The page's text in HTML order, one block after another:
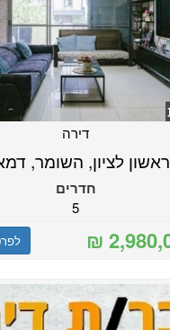
דירה
ראשון לציון, השומר,
חדרים
5